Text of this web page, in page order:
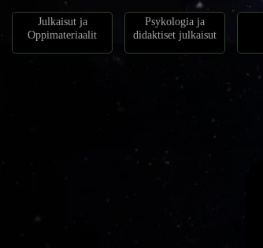
Julkaisut ja
Oppimateriaalit
Psykologia ja
didaktiset julkaisut